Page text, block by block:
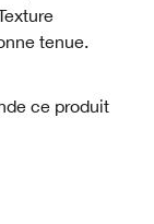
tenue.
ce produit